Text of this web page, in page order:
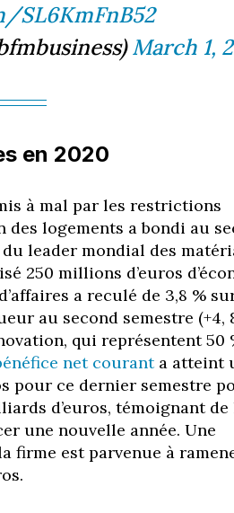
March 1,
en 2020
à mal par les restrictions
des logements a bondi au
leader mondial des
250 millions d’euros
a reculé de 3,8 %
au second semestre (+4,
qui représentent 50
net couranta atteint
pour ce dernier semestre
d’euros, témoignant de
une nouvelle année. Une
firme est parvenue à